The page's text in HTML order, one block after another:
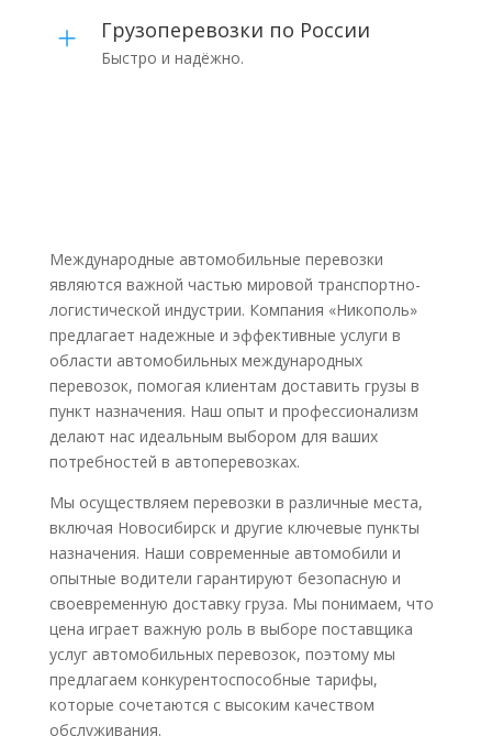
+ Грузоперевозки по России
Быстро и надёжно.
Международные автомобильные перевозки
являются важной частью мировой транспортно-
логистической индустрии. Компания «Никополь»
предлагает надежные и эффективные услуги в
области автомобильных международных
перевозок, помогая клиентам доставить грузы в
пункт назначения. Наш опыт и профессионализм
делают нас идеальным выбором для ваших
потребностей в автоперевозках.
Мы осуществляем перевозки в различные места,
включая Новосибирск и другие ключевые пункты
назначения. Наши современные автомобили и
опытные водители гарантируют безопасную и
своевременную доставку груза. Мы понимаем, что
цена играет важную роль в выборе поставщика
услуг автомобильных перевозок, поэтому мы
предлагаем конкурентоспособные тарифы,
которые сочетаются с высоким качеством
обслуживания.